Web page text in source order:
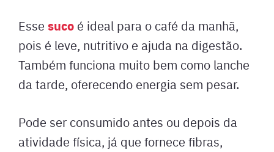
Esse suco é ideal para o café da manhã,
pois é leve, nutritivo e ajuda na digestão.
Também funciona muito bem como lanche
da tarde, oferecendo energia sem pesar.
Pode ser consumido antes ou depois da
atividade física, já que fornece fibras,